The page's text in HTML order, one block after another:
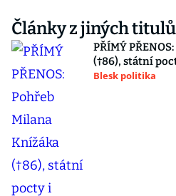
Články z jiných titulů
PŘÍMÝ
(†86), státní
Blesk politika